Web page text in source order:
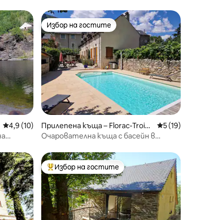
Средна оценка: 4,9 от 5, 10 отзива
4,9 (10)
Избор на гостите
Избор на гостите
Прилепена къща – Florac-Trois-
Rivières
Средна оценка:
5 (19)
Очарователна къща с басейн в
Най-популярен избор на гостите
Избор на гостите